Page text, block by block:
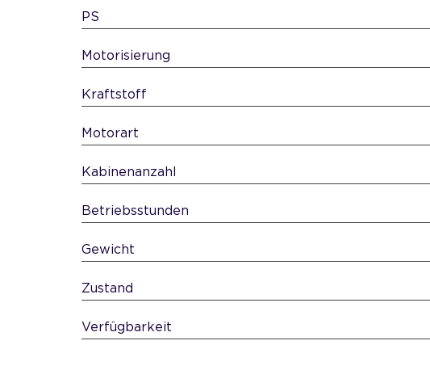
PS
Motorisierung
Kraftstoff
Motorart
Kabinenanzahl
Betriebsstunden
Gewicht
Zustand
Verfügbarkeit